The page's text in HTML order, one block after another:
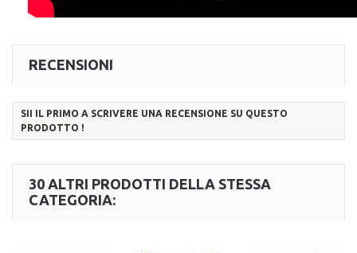
RECENSIONI
SII IL PRIMO A SCRIVERE UNA RECENSIONE SU QUESTO
PRODOTTO !
30 ALTRI PRODOTTI DELLA STESSA
CATEGORIA: